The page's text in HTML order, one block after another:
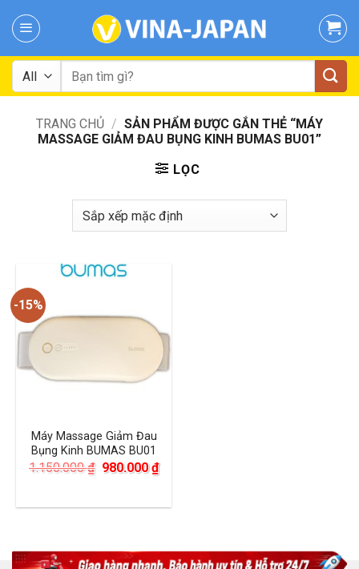
Tìm
kiếm:
TRANG CHỦ / SẢN PHẨM ĐƯỢC GẮN THẺ “MÁY
MASSAGE GIẢM ĐAU BỤNG KINH BUMAS BU01”
LỌC
-15%
Máy Massage Giảm Đau
Bụng Kinh BUMAS BU01
1.150.000₫ Giá
1.150.000 ₫.
980.000₫Giá
hiện
là: